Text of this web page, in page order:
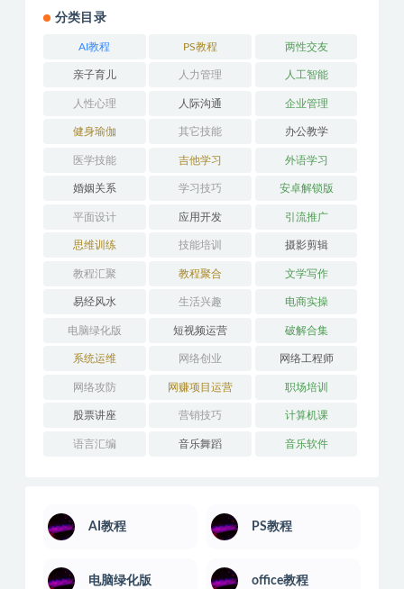
分类目录
AI教程 PS教程 两性交友
亲子育儿 人力管理 人工智能
人性心理 人际沟通 企业管理
健身瑜伽 其它技能 办公教学
医学技能 吉他学习 外语学习
婚姻关系 学习技巧 安卓解锁版
平面设计 应用开发 引流推广
思维训练 技能培训 摄影剪辑
教程汇聚 教程聚合 文学写作
易经风水 生活兴趣 电商实操
电脑绿化版 短视频运营 破解合集
系统运维 网络创业 网络工程师
网络攻防 网赚项目运营 职场培训
股票讲座 营销技巧 计算机课
语言汇编 音乐舞蹈 音乐软件
AI教程 PS教程
电脑绿化版 office教程